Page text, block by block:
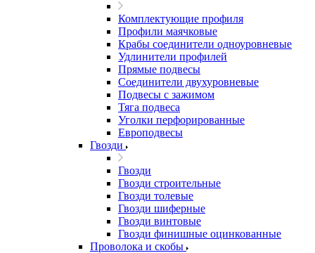
Комплектующие профиля
Профили маячковые
Крабы соединители одноуровневые
Удлинители профилей
Прямые подвесы
Соединители двухуровневые
Подвесы с зажимом
Тяга подвеса
Уголки перфорированные
Европодвесы
Гвозди
Гвозди
Гвозди строительные
Гвозди толевые
Гвозди шиферные
Гвозди винтовые
Гвозди финишные оцинкованные
Проволока и скобы